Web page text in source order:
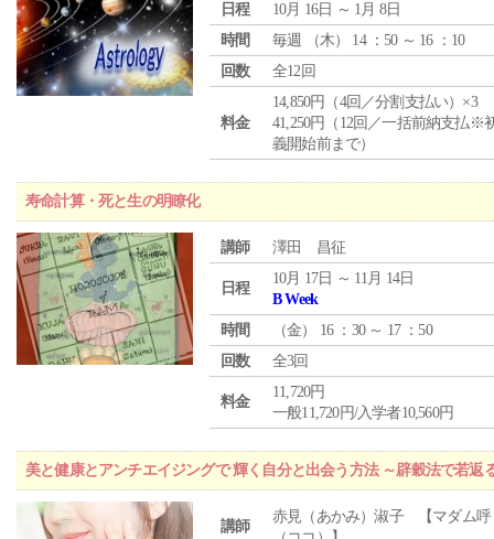
日程
10月 16日 ～ 1月 8日
時間
毎週 （木） 14 ：50 ～ 16 ：10
回数
全12回
料金
14,850円（4回／分割支払い）×3
41,250円（12回／一括前納支払※
義開始前まで）
寿命計算・死と生の明瞭化
講師 澤田 昌征
日程
10月 17日 ～ 11月 14日
B Week
時間
（金） 16 ：30 ～ 17 ：50
回数
全3回
料金
11,720円
一般11,720円/入学者10,560円
美と健康とアンチエイジングで 輝く自分と出会う方法 ～辟穀法で若返
講師
赤見（あかみ）淑子 【マダム呼